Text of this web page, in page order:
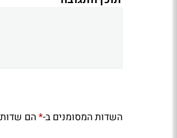
השדות המסומנים ב-*הם